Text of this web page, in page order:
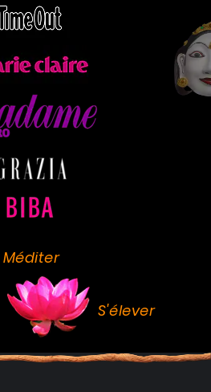
Méditer
S'élever